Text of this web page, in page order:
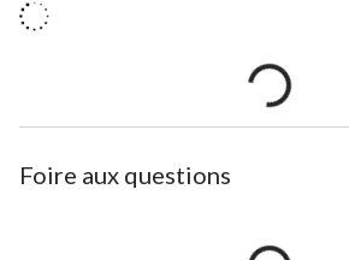
Foire aux questions